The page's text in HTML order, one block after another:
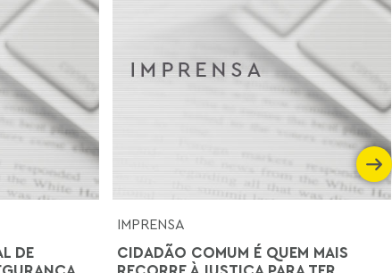
DE
IMPRENSA
CIDADÃO COMUM É QUEM MAIS